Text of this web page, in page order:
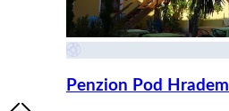
Penzion Pod Hradem